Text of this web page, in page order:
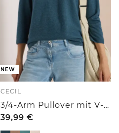
NEW
CECIL
3/4-Arm Pullover mit V-Neck und Strukturfront
39,99 €